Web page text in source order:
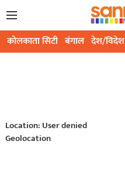
कोलकाता सिटी बंगाल देश/विदेश
Location: User denied
Geolocation